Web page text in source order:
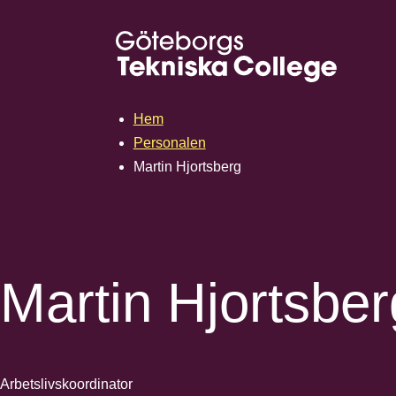
Hem
Personalen
Martin Hjortsberg
Martin
Arbetslivskoordinator